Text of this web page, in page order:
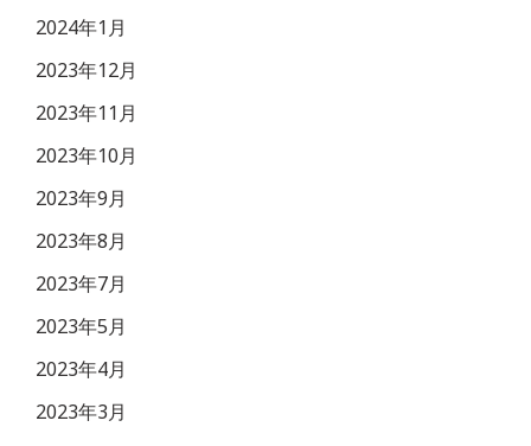
2024年1月
2023年12月
2023年11月
2023年10月
2023年9月
2023年8月
2023年7月
2023年5月
2023年4月
2023年3月